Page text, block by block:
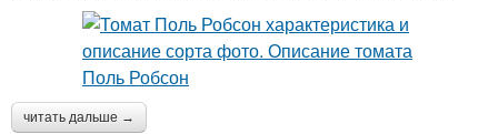
читать дальше →